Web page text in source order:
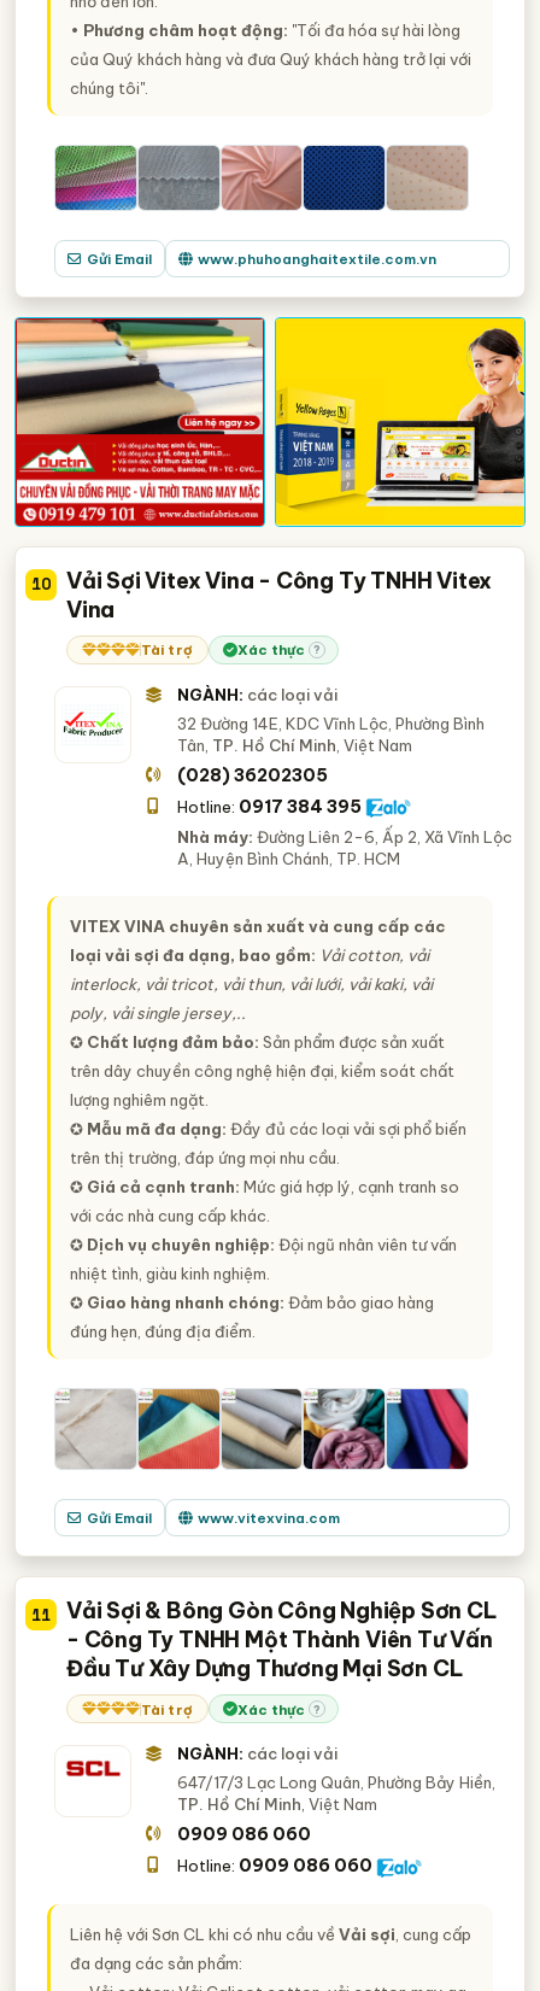
• Phương châm hoạt động: "Tối đa hóa sự hài lòng
của Quý khách hàng và đưa Quý khách hàng trở lại với
chúng tôi".
Gửi Email www.phuhoanghaitextile.com.vn
10
Vải Sợi Vitex Vina - Công Ty TNHH Vitex
Vina
Tài trợ Xác thực ?
NGÀNH: các loại vải
32 Đường 14E, KDC Vĩnh Lộc, Phường Bình
Tân, TP. Hồ Chí Minh , Việt Nam
(028) 36202305
Hotline: 0917 384 395
Nhà máy:Đường Liên 2-6, Ấp 2, Xã Vĩnh Lộc
A, Huyện Bình Chánh, TP. HCM
VITEX VINA chuyên sản xuất và cung cấp các
loại vải sợi đa dạng, bao gồm: Vải cotton, vải
interlock, vải tricot, vải thun, vải lưới, vải kaki, vải
poly, vải single jersey,..
✪ Chất lượng đảm bảo: Sản phẩm được sản xuất
trên dây chuyền công nghệ hiện đại, kiểm soát chất
lượng nghiêm ngặt.
✪ Mẫu mã đa dạng: Đầy đủ các loại vải sợi phổ biến
trên thị trường, đáp ứng mọi nhu cầu.
✪ Giá cả cạnh tranh: Mức giá hợp lý, cạnh tranh so
với các nhà cung cấp khác.
✪ Dịch vụ chuyên nghiệp: Đội ngũ nhân viên tư vấn
nhiệt tình, giàu kinh nghiệm.
✪ Giao hàng nhanh chóng: Đảm bảo giao hàng
đúng hẹn, đúng địa điểm.
Gửi Email www.vitexvina.com
11
Vải Sợi & Bông Gòn Công Nghiệp Sơn CL
- Công Ty TNHH Một Thành Viên Tư Vấn
Đầu Tư Xây Dựng Thương Mại Sơn CL
Tài trợ Xác thực ?
NGÀNH: các loại vải
647/17/3 Lạc Long Quân, Phường Bảy Hiền,
TP. Hồ Chí Minh, Việt Nam
0909 086 060
Hotline: 0909 086 060
Liên hệ với Sơn CL khi có nhu cầu về Vải sợi, cung cấp
đa dạng các sản phẩm: